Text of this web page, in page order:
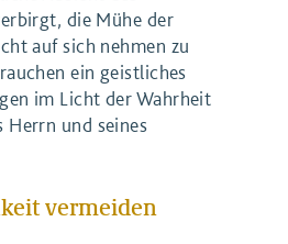
die Mühe der
auf sich nehmen zu
ein geistliches
im Licht der Wahrheit
Herrn und seines
vermeiden